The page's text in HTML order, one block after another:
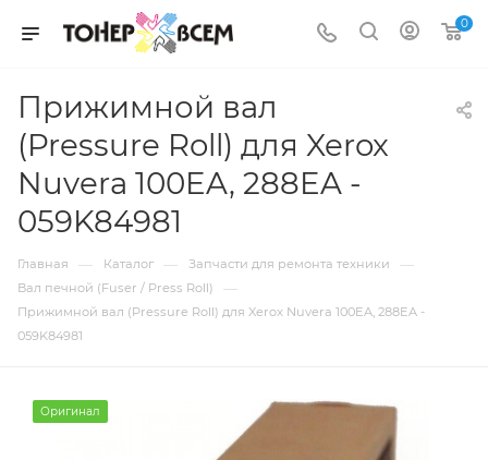
0
Прижимной вал
(Pressure Roll) для Xerox
Nuvera 100EA, 288EA -
059K84981
Главная — Каталог — Запчасти для ремонта техники —
Вал печной (Fuser / Press Roll) —
Прижимной вал (Pressure Roll) для Xerox Nuvera 100EA, 288EA -
059K84981
Оригинал